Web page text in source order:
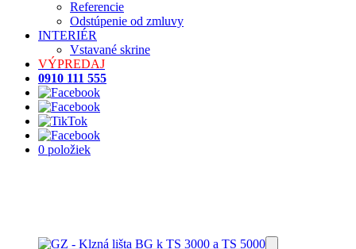
Referencie
Odstúpenie od zmluvy
INTERIÉR
Vstavané skrine
VÝPREDAJ
0910 111 555
0 položiek